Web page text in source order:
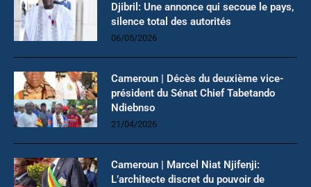
Djibril: Une annonce qui secoue le pays,
silence total des autorités
06/05/2026
Cameroun | Décès du deuxième vice-
président du Sénat Chief Tabetando
Ndiebnso
21/04/2026
Cameroun | Marcel Niat Njifenji:
L’architecte discret du pouvoir de